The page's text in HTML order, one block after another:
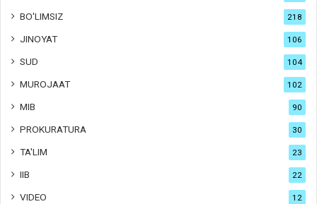
BO'LIMSIZ 218
JINOYAT 106
SUD 104
MUROJAAT 102
MIB 90
PROKURATURA 30
TA'LIM 23
IIB 22
VIDEO 12